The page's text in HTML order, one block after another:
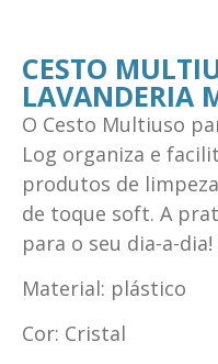
CESTO
LAVANDERIA
O Cesto Multiuso
Log organiza e
produtos de
de toque soft. A
para o seu dia-a-dia!
Material: plástico
Cor: Cristal